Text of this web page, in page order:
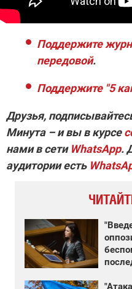
Поддержите
передовой.
Поддержите "5
Друзья,
Минута – и вы в курсе
нами в сети WhatsApp.
аудиторииесть